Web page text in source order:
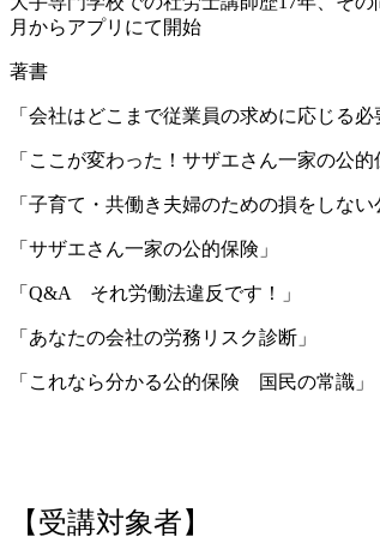
月からアプリにて開始
著書
「会社はどこまで従業員の求めに応じ
「ここが変わった！サザエさ
「子育て・共働き夫婦のため
「サザエさん一家
「Q&A それ労働法
「あなたの会社の労務
「これなら分かる公的保険 国
【受講対象者】